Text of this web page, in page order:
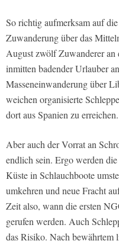
So richtig aufmerksam auf
Zuwanderung über das
August zwölf Zuwanderer an
inmitten badender Urlauber
Masseneinwanderung über
weichen organisierte
dort aus Spanien zu erreichen.
Aber auch der Vorrat an
endlich sein. Ergo werden
Küste in Schlauchboote
umkehren und neue Fracht
Zeit also, wann die ersten
gerufen werden. Auch
das Risiko. Nach bewährtem